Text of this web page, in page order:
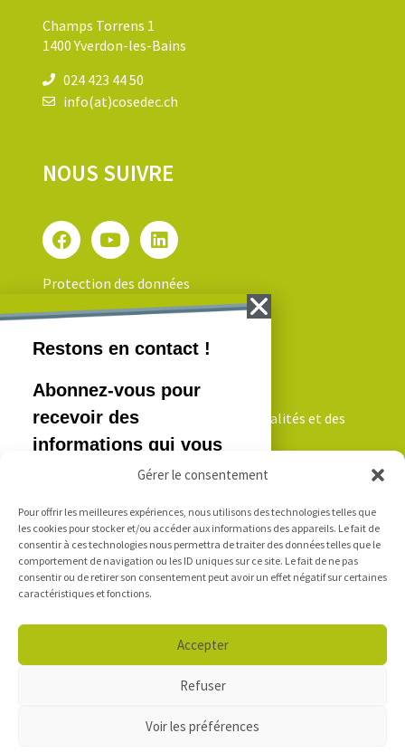
Gérer le consentement
Pour offrir les meilleures expériences, nous utilisons des technologies telles que
les cookies pour stocker et/ou accéder aux informations des appareils. Le fait de
consentir à ces technologies nous permettra de traiter des données telles que le
comportement de navigation ou les ID uniques sur ce site. Le fait de ne pas
consentir ou de retirer son consentement peut avoir un effet négatif sur certaines
caractéristiques et fonctions.
Accepter
Refuser
Voir les préférences
Champs Torrens 1
1400 Yverdon-les-Bains
024 423 44 50
info(at)cosedec.ch
NOUS SUIVRE
Protection des données
Inscrivez-vous pour recevoir nos actualités et des
informations qui vous intéressent!
Je m'inscris
LOGIN
Accès e-mails - Outlook